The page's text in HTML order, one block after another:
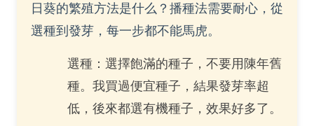
日葵的繁殖方法是什么？播種法需要耐心，從
選種到發芽，每一步都不能馬虎。
選種：選擇飽滿的種子，不要用陳年舊
種。我買過便宜種子，結果發芽率超
低，後來都選有機種子，效果好多了。